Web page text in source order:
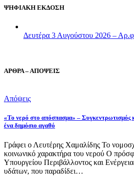
ΨΗΦΙΑΚΗ ΕΚΔΟΣΗ
Δευτέρα 3 Αυγούστου 2026 –
ΑΡΘΡΑ – ΑΠΟΨΕΙΣ
Απόψεις
«Το νερό στο απόσπασμα» – Συγκεντρωτισμός
ένα δημόσιο αγαθό
Γράφει ο Λευτέρης Χαμαλίδης Το
κοινωνικό χαρακτήρα του νερού Ο
Υπουργείου Περιβάλλοντος και
υδάτων, που παραδίδει…